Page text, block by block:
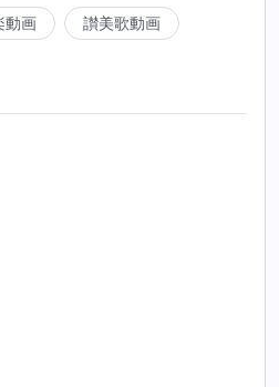
なら、多くの人が追求する
持っているだけで、主観的
完全にされる人の役に立つ
の賜物を持つ人にだけ表現す
る。
動画 讃美歌動画